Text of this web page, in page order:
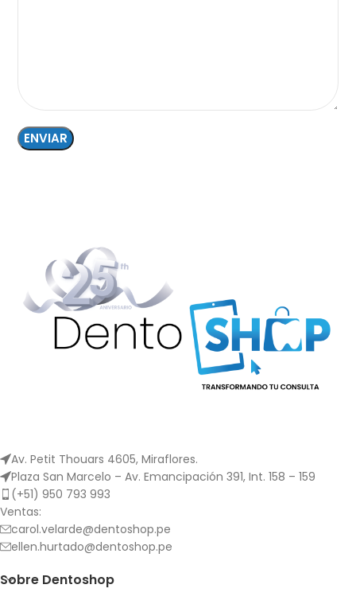
Av. Petit Thouars 4605, Miraflores.
Plaza San Marcelo – Av. Emancipación 391, Int. 158 – 159
(+51) 950 793 993
Ventas:
carol.velarde@dentoshop.pe
ellen.hurtado@dentoshop.pe
Sobre Dentoshop